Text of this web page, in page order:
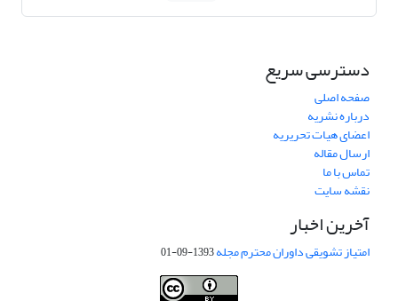
دسترسی سریع
صفحه اصلی
درباره نشریه
اعضای هیات تحریریه
ارسال مقاله
تماس با ما
نقشه سایت
آخرین اخبار
امتیاز تشویقی داوران محترم مجله1393-09-01